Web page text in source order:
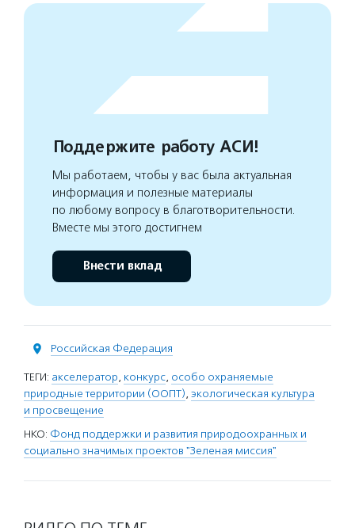
Поддержите работу АСИ!
Мы работаем, чтобы у вас была актуальная
информация и полезные материалы
по любому вопросу в благотворительности.
Вместе мы этого достигнем
Внести вклад
Российская Федерация
ТЕГИ: акселератор, конкурс, особо охраняемые
природные территории (ООПТ), экологическая культура
и просвещение
НКО: Фонд поддержки и развития природоохранных и
социально значимых проектов "Зеленая миссия"